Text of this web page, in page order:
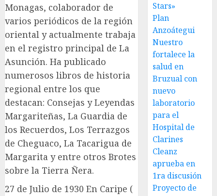
Monagas, colaborador de
varios periódicos de la región
oriental y actualmente trabaja
en el registro principal de La
Asunción. Ha publicado
numerosos libros de historia
regional entre los que
destacan: Consejas y Leyendas
Margariteñas, La Guardia de
los Recuerdos, Los Terrazgos
de Cheguaco, La Tacarigua de
Margarita y entre otros Brotes
sobre la Tierra Ñera.
27 de Julio de 1930 En Caripe (
Stars»
Plan
Anzoátegui
Nuestro
fortalece la
salud en
Bruzual con
nuevo
laboratorio
para el
Hospital de
Clarines
Cleanz
aprueba en
1ra discusión
Proyecto de